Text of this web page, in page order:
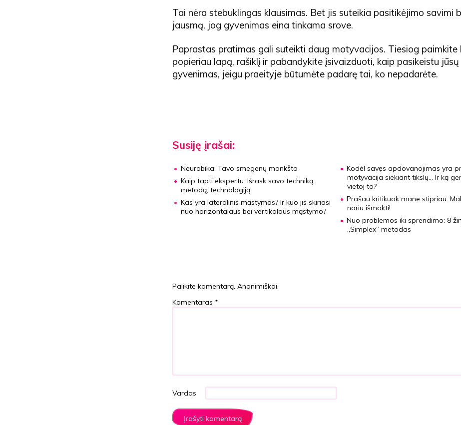
Tai nėra stebuklingas klausimas. Bet jis suteikia pasitikėjimo savimi
jausmą, jog gyvenimas eina tinkama srove.
Paprastas pratimas gali suteikti daug motyvacijos. Tiesiog paimkite
popieriau lapą, rašiklį ir pabandykite įsivaizduoti, kaip pasikeistu jūsų
gyvenimas, jeigu praeityje būtumėte padarę tai, ko nepadarėte.
Susiję įrašai:
Neurobika: Tavo smegenų mankšta
Kaip tapti ekspertu: Išrask savo techniką,
metodą, technologiją
Kas yra lateralinis mąstymas? Ir kuo jis skiriasi
nuo horizontalaus bei vertikalaus mąstymo?
Kodėl savęs apdovanojimas yra
motyvacija siekiant tikslų… Ir ką
vietoj to?
Prašau kritikuok mane stipriau.
noriu išmokti!
Nuo problemos iki sprendimo: 8
„Simplex“ metodas
Palikite komentarą. Anonimiškai.
Komentaras *
Vardas